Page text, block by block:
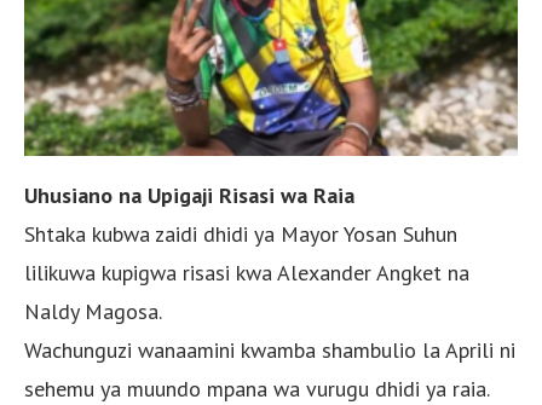
Uhusiano na Upigaji Risasi wa Raia
Shtaka kubwa zaidi dhidi ya Mayor Yosan Suhun
lilikuwa kupigwa risasi kwa Alexander Angket na
Naldy Magosa.
Wachunguzi wanaamini kwamba shambulio la Aprili ni
sehemu ya muundo mpana wa vurugu dhidi ya raia.